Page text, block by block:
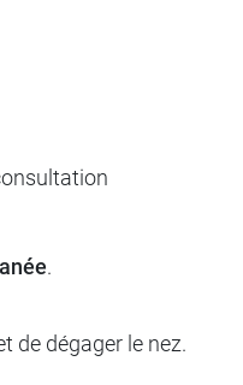
.
de dégager le nez.